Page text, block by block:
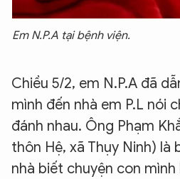
Em N.P.A tại bệnh viện.
Chiều 5/2, em N.P.A đã
mình đến nhà em P.L nói
đánh nhau. Ông Phạm
thôn Hệ, xã Thụy Ninh) là
nhà biết chuyện con mình